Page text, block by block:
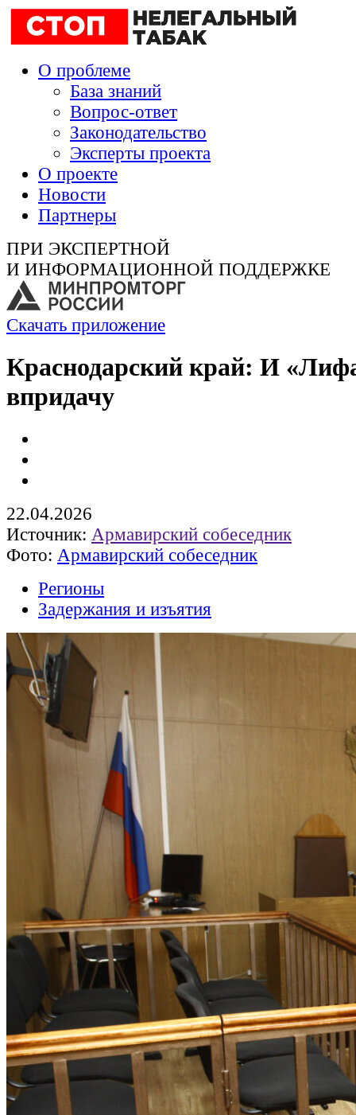
О проблеме
База знаний
Вопрос-ответ
Законодательство
Эксперты проекта
О проекте
Новости
Партнеры
ПРИ ЭКСПЕРТНОЙ
И ИНФОРМАЦИОННОЙ ПОДДЕРЖКЕ
Скачать приложение
Краснодарский край: И
впридачу
22.04.2026
Источник: Армавирский собеседник
Фото: Армавирский собеседник
Регионы
Задержания и изъятия